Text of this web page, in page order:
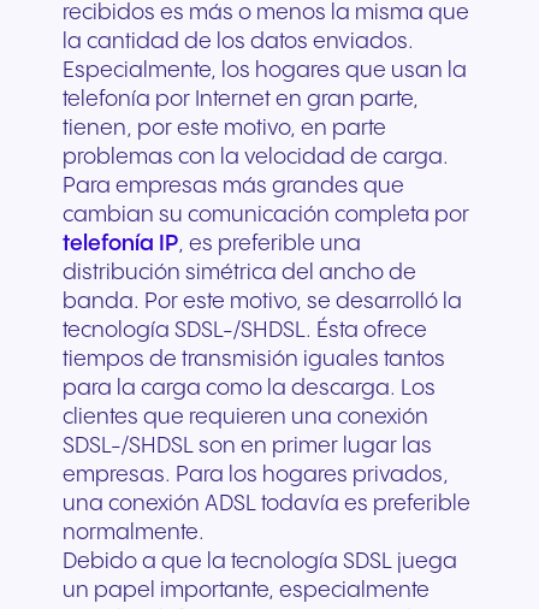
recibidos es más o menos la misma que
la cantidad de los datos enviados.
Especialmente, los hogares que usan la
telefonía por Internet en gran parte,
tienen, por este motivo, en parte
problemas con la velocidad de carga.
Para empresas más grandes que
cambian su comunicación completa por
telefonía IP, es preferible una
distribución simétrica del ancho de
banda. Por este motivo, se desarrolló la
tecnología SDSL-/SHDSL. Ésta ofrece
tiempos de transmisión iguales tantos
para la carga como la descarga. Los
clientes que requieren una conexión
SDSL-/SHDSL son en primer lugar las
empresas. Para los hogares privados,
una conexión ADSL todavía es preferible
normalmente.
Debido a que la tecnología SDSL juega
un papel importante, especialmente